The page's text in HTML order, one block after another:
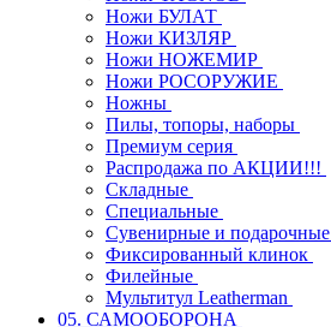
Ножи БУЛАТ
Ножи КИЗЛЯР
Ножи НОЖЕМИР
Ножи РОСОРУЖИЕ
Ножны
Пилы, топоры, наборы
Премиум серия
Распродажа по АКЦИИ!!!
Складные
Специальные
Сувенирные и подарочные
Фиксированный клинок
Филейные
Мультитул Leatherman
05. САМООБОРОНА